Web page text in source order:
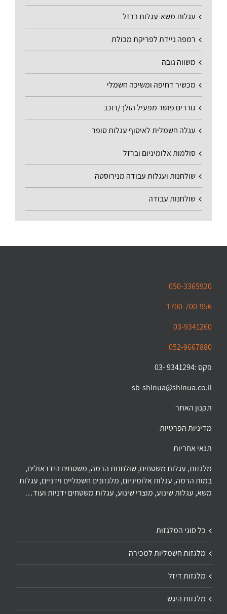
עגלות משא-עגלות ברזל
רמפה ניידת לפריקת מכולת
משווה גובה
מכשיר דחיפה ומשיכה חשמלי
גוררים פושר מפעיל הולך/רוכב
עגלה חשמלית לאיסוף עגלות סופר
סולמות אלומיניום וברזל
שולחנות ועגלות עבודה מנירוסטה
שולחנות עבודה
050-3365920
1700-700-956
03-9341260
052-9667880
פקס :9341294 -03
sb-shinua@shinua.co.il
תקנון האתר
מדיניות הפרטיות
תנאי אחריות
מלגזות, עגלות משטחים, שולחנות הרמה, משטחים הידראולים,
במות הרמה, עגלות אלומיניום, מלגזונים חשמליים וידניים, עגלות
משא, עגלות שינוע, מוצרי שינוע, עגלות משטחים ידניות ועוד…
כל סוגי המלגזות
מלגזות חשמליות למכירה
מלגזות דיזל
מלגזות היגש